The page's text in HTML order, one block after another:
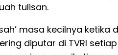
tulisan.
masa kecilnya
diputar di TVRI